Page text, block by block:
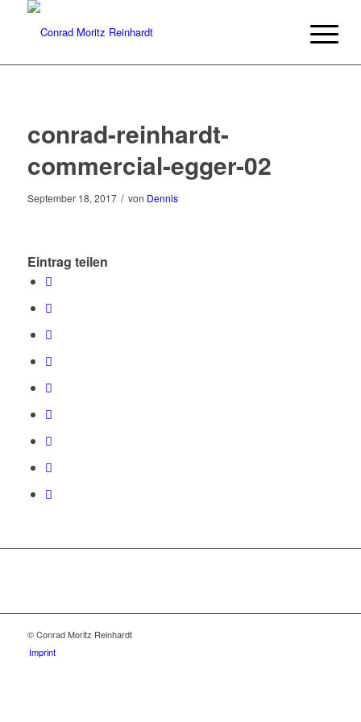
conrad-reinhardt-
commercial-egger-02
September 18, 2017 / von Dennis
Eintrag teilen
© Conrad Moritz Reinhardt
Imprint